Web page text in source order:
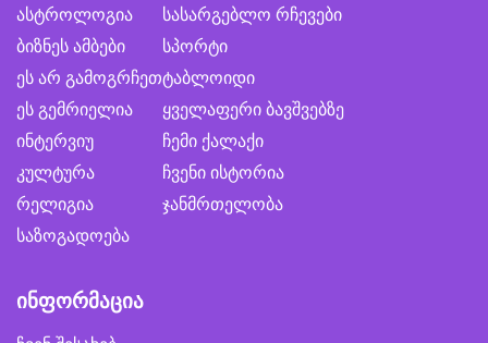
ასტროლოგია
ბიზნეს ამბები
ეს არ გამოგრჩეთ
ეს გემრიელია
ინტერვიუ
კულტურა
რელიგია
საზოგადოება
სასარგებლო რჩევები
სპორტი
ტაბლოიდი
ყველაფერი ბავშვებზე
ჩემი ქალაქი
ჩვენი ისტორია
ჯანმრთელობა
ინფორმაცია